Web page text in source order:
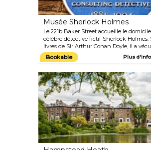
Musée Sherlock Holmes
Le 221b Baker Street accueille le
célèbre détective fictif Sherlock Holmes.
livres de Sir Arthur Conan Doyle, il a vécu
à 1904. Le musée présente l'étude
Holmes, des œuvres de cire grandeur
et Watson et une boutique de souvenirs.
Bookable Plus